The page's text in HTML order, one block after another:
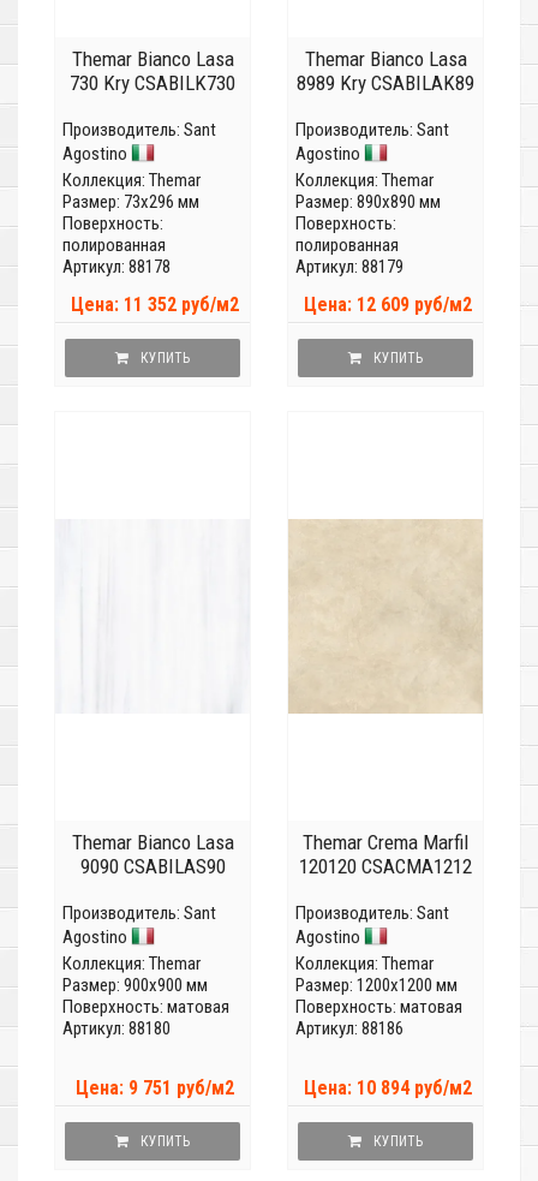
Themar Bianco Lasa
730 Kry CSABILK730
Производитель: Sant
Agostino
Коллекция: Themar
Размер: 73x296 мм
Поверхность:
полированная
Артикул: 88178
Цена: 11 352 руб/м2
КУПИТЬ
Themar Bianco Lasa
8989 Kry CSABILAK89
Производитель: Sant
Agostino
Коллекция: Themar
Размер: 890x890 мм
Поверхность:
полированная
Артикул: 88179
Цена: 12 609 руб/м2
КУПИТЬ
Themar Bianco Lasa
9090 CSABILAS90
Производитель: Sant
Agostino
Коллекция: Themar
Размер: 900x900 мм
Поверхность: матовая
Артикул: 88180
Цена: 9 751 руб/м2
КУПИТЬ
Themar Crema Marfil
120120 CSACMA1212
Производитель: Sant
Agostino
Коллекция: Themar
Размер: 1200x1200 мм
Поверхность: матовая
Артикул: 88186
Цена: 10 894 руб/м2
КУПИТЬ